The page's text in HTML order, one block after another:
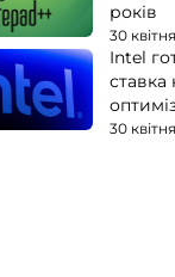
років
30
Intel
ставка
30